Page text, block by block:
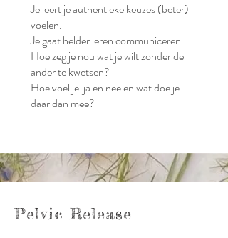
Je leert je authentieke keuzes (beter)
voelen.
Je gaat helderlerencommuniceren.
Hoe zeg je nou wat je wilt zonder de
ander te kwetsen?
Hoe voel je ja en nee en watdoe je
daar dan mee?
Pelvic Release